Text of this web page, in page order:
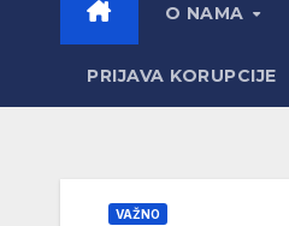
O NAMA
PRIJAVA KORUPCIJE
VAŽNO